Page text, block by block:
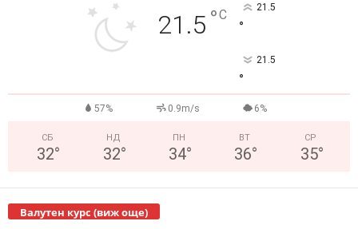
21.5 °C 21.5
°
21.5
°
57% 0.9m/s 6%
СБ
32°
НД
32°
ПН
34°
ВТ
36°
СР
35°
Валутен курс (виж още)